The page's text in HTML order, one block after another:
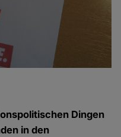
Dingen
in den